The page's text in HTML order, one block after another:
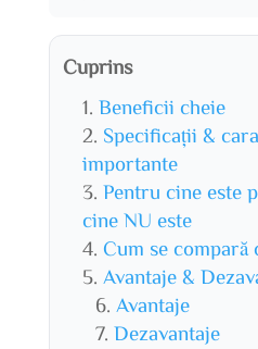
Cuprins
Beneficii cheie
Specificații &
importante
Pentru cine este
cine NU este
Cum se compară
Avantaje &
Avantaje
Dezavantaje